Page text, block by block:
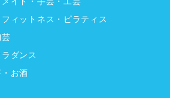
ィットネス・ピラティス
ダンス
お酒